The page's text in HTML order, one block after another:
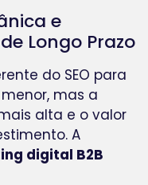
e
Longo Prazo
do SEO para
mas a
alta e o valor
A
digital B2B